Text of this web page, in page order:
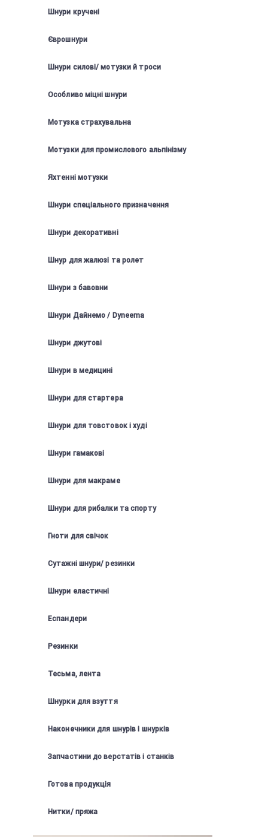
Шнури кручені
Єврошнури
Шнури силові/ мотузки й троси
Особливо міцні шнури
Мотузка страхувальна
Мотузки для промислового альпінізму
Яхтенні мотузки
Шнури спеціального призначення
Шнури декоративні
Шнур для жалюзі та ролет
Шнури з бавовни
Шнури Дайнемо / Dyneema
Шнури джутові
Шнури в медицині
Шнури для стартера
Шнури для товстовок і худі
Шнури гамакові
Шнури для макраме
Шнури для рибалки та спорту
Гноти для свічок
Сутажні шнури/ резинки
Шнури еластичні
Еспандери
Резинки
Тесьма, лента
Шнурки для взуття
Наконечники для шнурів і шнурків
Запчастини до верстатів і станків
Готова продукція
Нитки/ пряжа